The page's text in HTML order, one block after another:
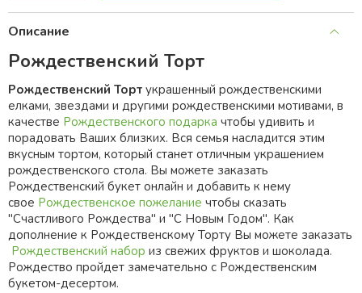
Описание
Рождественский Торт
Рождественский Торт украшенный рождественскими
елками, звездами и другими рождественскими мотивами, в
качестве Рождественского подарка чтобы удивить и
порадовать Ваших близких. Вся семья насладится этим
вкусным тортом, который станет отличным украшением
рождественского стола. Вы можете заказать
Рождественский букет онлайн и добавить к нему
свое Рождественское пожелание чтобы сказать
"Счастливого Рождества" и "С Новым Годом". Как
дополнение к Рождественскому Торту Вы можете заказать
Рождественский набор из свежих фруктов и шоколада.
Рождество пройдет замечательно с Рождественским
букетом-десертом.